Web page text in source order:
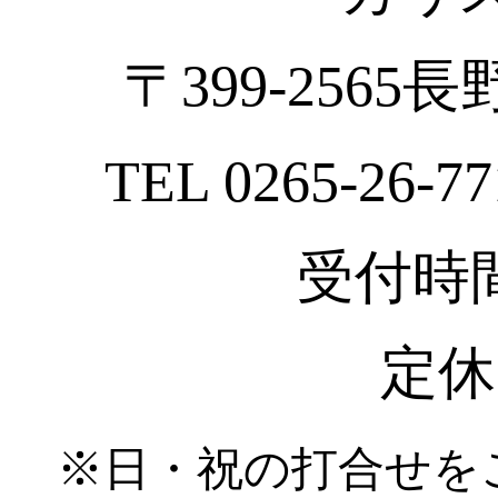
〒399-2565長
TEL 0265-26-
受付時
定
※日・祝の打合せを